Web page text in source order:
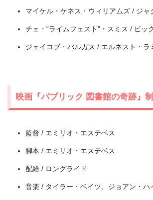
マイケル・ケネス・ウィリアムズ / ジャ
チェ・“ライムフェスト”・スミス / ビッ
ジェイコブ・バルガス / エルネスト・ラ
映画『パブリック 図書館の奇跡』
監督 / エミリオ・エステベス
脚本 / エミリオ・エステベス
配給 / ロングライド
音楽 / タイラー・ベイツ、ジョアン・ハ